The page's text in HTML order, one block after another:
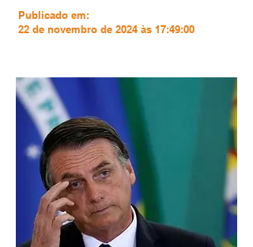
Publicado em:
22 de novembro de 2024 às 17:49:00